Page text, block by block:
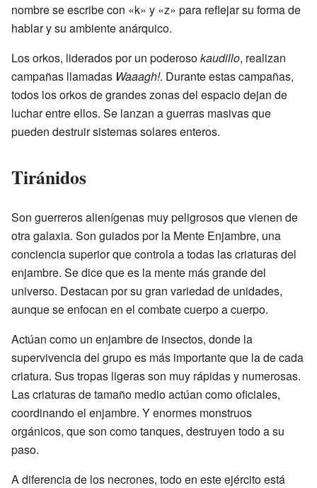
nombre se escribe con «k» y «z» para reflejar su forma de
hablar y su ambiente anárquico.
Los orkos, liderados por un poderosokaudillo, realizan
campañas llamadas Waaagh!. Durante estas campañas,
todos los orkos de grandes zonas del espacio dejan de
luchar entre ellos. Se lanzan a guerras masivas que
pueden destruir sistemas solares enteros.
Tiránidos
Son guerreros alienígenas muy peligrosos que vienen de
otra galaxia. Son guiados por la Mente Enjambre, una
conciencia superior que controla a todas las criaturas del
enjambre. Se dice que es la mente más grande del
universo. Destacan por su gran variedad de unidades,
aunque se enfocan en el combate cuerpo a cuerpo.
Actúan como un enjambre de insectos, donde la
supervivencia del grupo es más importante que la de cada
criatura. Sus tropas ligeras son muy rápidas y numerosas.
Las criaturas de tamaño medio actúan como oficiales,
coordinando el enjambre. Y enormes monstruos
orgánicos, que son como tanques, destruyen todo a su
paso.
A diferencia de los necrones, todo en este ejército está